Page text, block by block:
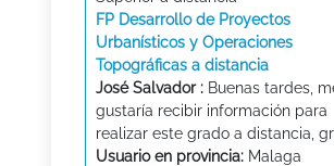
FP Desarrollo de Proyectos
Urbanísticos y Operaciones
Topográficas a distancia
José Salvador : Buenas tardes,
gustaría recibir información para
realizar este grado a distancia,
Usuario en provincia: Malaga